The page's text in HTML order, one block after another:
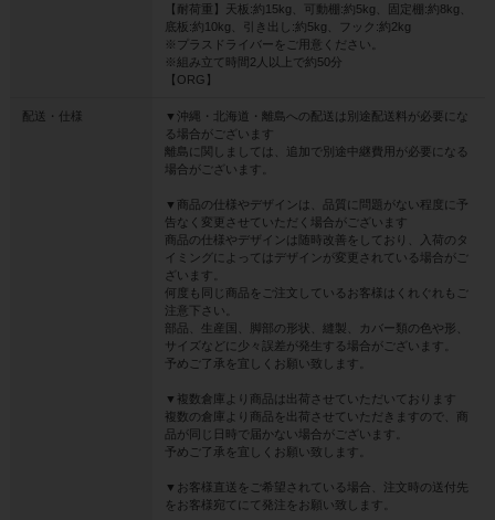
【耐荷重】天板:約15kg、可動棚:約5kg、固定棚:約8kg、
底板:約10kg、引き出し:約5kg、フック:約2kg
※プラスドライバーをご用意ください。
※組み立て時間2人以上で約50分
【ORG】
配送・仕様
▼沖縄・北海道・離島への配送は別途配送料が必要にな
る場合がございます
離島に関しましては、追加で別途中継費用が必要になる
場合がございます。
▼商品の仕様やデザインは、品質に問題がない程度に予
告なく変更させていただく場合がございます
商品の仕様やデザインは随時改善をしており、入荷のタ
イミングによってはデザインが変更されている場合がご
ざいます。
何度も同じ商品をご注文しているお客様はくれぐれもご
注意下さい。
部品、生産国、脚部の形状、縫製、カバー類の色や形、
サイズなどに少々誤差が発生する場合がございます。
予めご了承を宜しくお願い致します。
▼複数倉庫より商品は出荷させていただいております
複数の倉庫より商品を出荷させていただきますので、商
品が同じ日時で届かない場合がございます。
予めご了承を宜しくお願い致します。
▼お客様直送をご希望されている場合、注文時の送付先
をお客様宛てにて発注をお願い致します。